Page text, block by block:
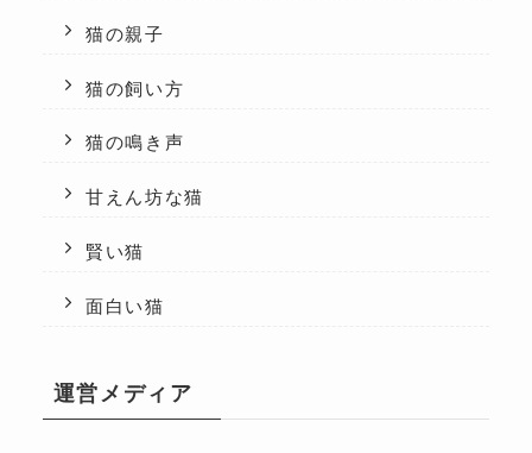
猫の親子
猫の飼い方
猫の鳴き声
甘えん坊な猫
賢い猫
面白い猫
運営メディア